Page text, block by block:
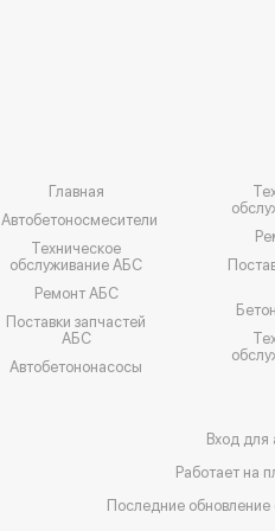
Главная
Автобетоносмесители
Техническое
обслуживание АБС
Ремонт АБС
Поставки запчастей
АБС
Автобетононасосы
Вход для
Работает на
Последние обновление